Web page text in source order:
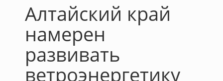
Алтайский край
намерен
развивать
ветроэнергетику